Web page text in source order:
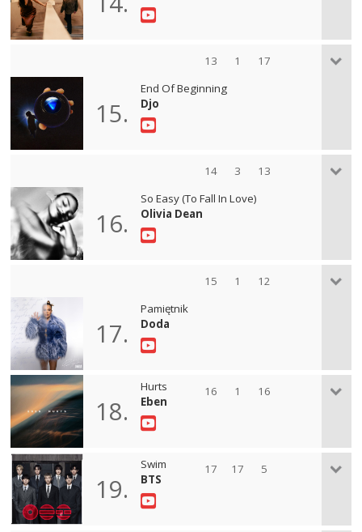
13 1 17
15.
End Of Beginning
Djo
14 3 13
16.
So Easy (To Fall In Love)
Olivia Dean
15 1 12
17.
Pamiętnik
Doda
16 1 16
18.
Hurts
Eben
17 17 5
19.
Swim
BTS